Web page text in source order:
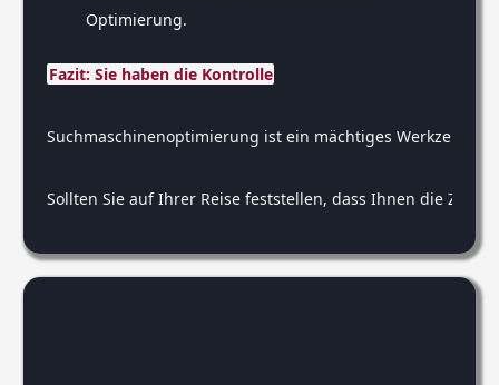
Optimierung.
Fazit: Sie haben die Kontrolle
Suchmaschinenoptimierung ist ein mächtiges Werkzeug,
Sollten Sie auf Ihrer Reise feststellen, dass Ihnen die Zeit